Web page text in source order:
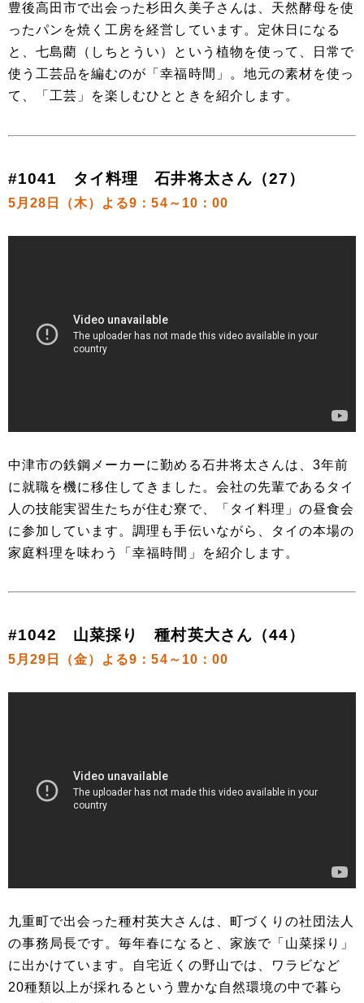
豊後高田市で出会った杉田久美子さんは、天然酵母を使
ったパンを焼く工房を経営しています。定休日になる
と、七島藺（しちとうい）という植物を使って、日常で
使う工芸品を編むのが「幸福時間」。地元の素材を使っ
て、「工芸」を楽しむひとときを紹介します。
#1041 タイ料理 石井将太さん（27）
5月28日（木）よる9：54～10：00
中津市の鉄鋼メーカーに勤める石井将太さんは、3年前
に就職を機に移住してきました。会社の先輩であるタイ
人の技能実習生たちが住む寮で、「タイ料理」の昼食会
に参加しています。調理も手伝いながら、タイの本場の
家庭料理を味わう「幸福時間」を紹介します。
#1042 山菜採り 種村英大さん（44）
5月29日（金）よる9：54～10：00
九重町で出会った種村英大さんは、町づくりの社団法人
の事務局長です。毎年春になると、家族で「山菜採り」
に出かけています。自宅近くの野山では、ワラビなど
20種類以上が採れるという豊かな自然環境の中で暮ら